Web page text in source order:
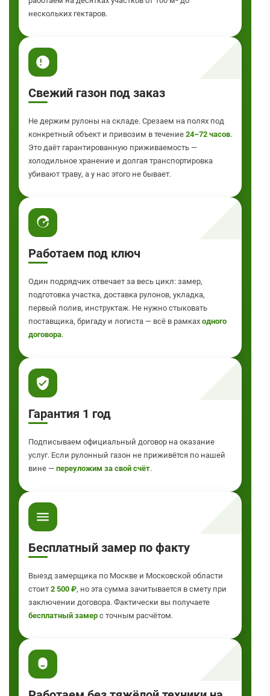
нескольких гектаров.
Свежий газон под заказ
Не держим рулоны на складе. Срезаем на полях под
конкретный объект и привозим в течение 24–72 часов.
Это даёт гарантированную приживаемость —
холодильное хранение и долгая транспортировка
убивают траву, а у нас этого не бывает.
Работаем под ключ
Один подрядчик отвечает за весь цикл: замер,
подготовка участка, доставка рулонов, укладка,
первый полив, инструктаж. Не нужно стыковать
поставщика, бригаду и логиста — всё в рамках одного
договора.
Гарантия 1 год
Подписываем официальный договор на оказание
услуг. Если рулонный газон не приживётся по нашей
вине — переуложим за свой счёт.
Бесплатный замер по факту
Выезд замерщика по Москве и Московской области
стоит 2 500 ₽, но эта сумма зачитывается в смету при
заключении договора. Фактически вы получаете
бесплатный замерс точным расчётом.